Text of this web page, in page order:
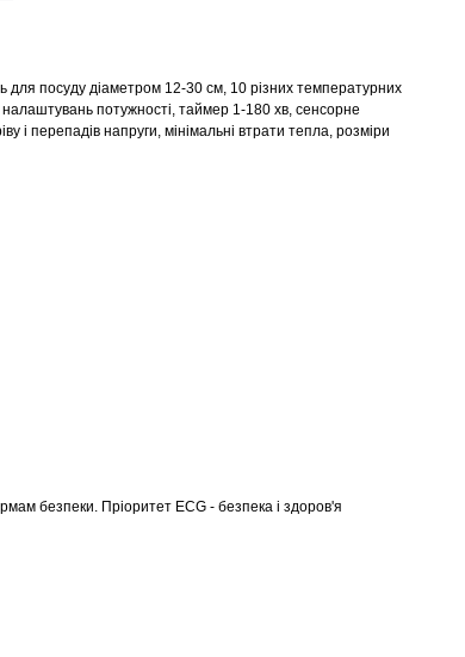
для посуду діаметром 12-30 см, 10 різних температурних
потужності, таймер 1-180 хв, сенсорне
і перепадів напруги, мінімальні втрати тепла, розміри
безпеки. Пріоритет ECG - безпека і здоров'я